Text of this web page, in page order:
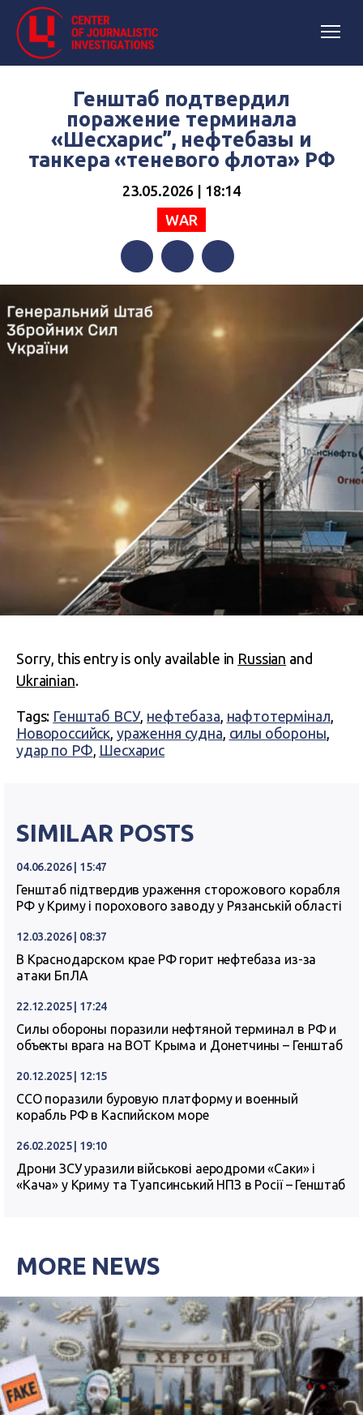
Генштаб подтвердил
поражение терминала
«Шесхарис”, нефтебазы и
танкера «теневого флота» РФ
23.05.2026 | 18:14
WAR
FacebookTwitterTelegram
Sorry, this entry is only available in Russian and
Ukrainian.
Tags: Генштаб ВСУ, нефтебаза, нафтотермінал,
Новороссийск, ураження судна, силы обороны,
удар по РФ, Шесхарис
SIMILAR POSTS
04.06.2026 | 15:47
Генштаб підтвердив ураження сторожового корабля
РФ у Криму і порохового заводу у Рязанській області
12.03.2026 | 08:37
В Краснодарском крае РФ горит нефтебаза из-за
атаки БпЛА
22.12.2025 | 17:24
Силы обороны поразили нефтяной терминал в РФ и
объекты врага на ВОТ Крыма и Донетчины – Генштаб
20.12.2025 | 12:15
ССО поразили буровую платформу и военный
корабль РФ в Каспийском море
26.02.2025 | 19:10
Дрони ЗСУ уразили військові аеродроми «Саки» і
«Кача» у Криму та Туапсинський НПЗ в Росії – Генштаб
MORE NEWS